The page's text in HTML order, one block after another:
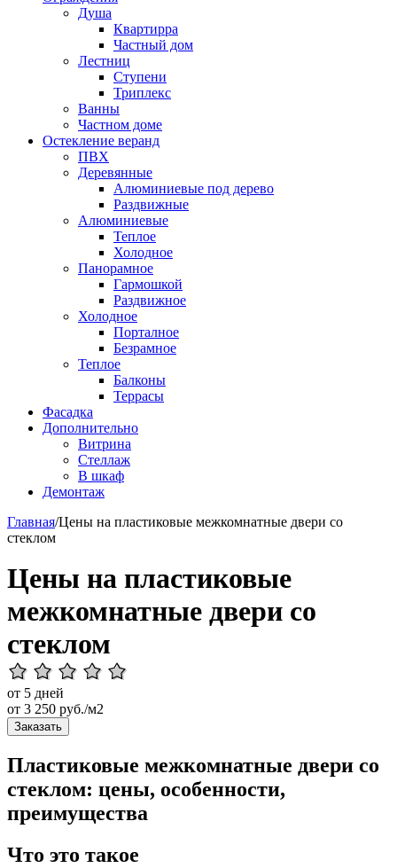
Душа
Квартирра
Частный дом
Лестниц
Ступени
Триплекс
Ванны
Частном доме
Остекление веранд
ПВХ
Деревянные
Алюминиевые под дерево
Раздвижные
Алюминиевые
Теплое
Холодное
Панорамное
Гармошкой
Раздвижное
Холодное
Порталное
Безрамное
Теплое
Балконы
Террасы
Фасадка
Дополнительно
Витрина
Стеллаж
В шкаф
Демонтаж
Главная/Цены на пластиковые межкомнатные двери со
стеклом
Цены на пластиковые
межкомнатные двери со
стеклом
от 5 дней
от 3 250 руб./м2
Заказать
Пластиковые межкомнатные двери со
стеклом: цены, особенности,
преимущества
Что это такое